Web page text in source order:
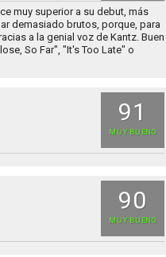
muy superior a su debut, más
demasiado brutos, porque, para
a la genial voz de Kantz. Buen
So Far", "It's Too Late" o
91
MUY BUENO
90
MUY BUENO